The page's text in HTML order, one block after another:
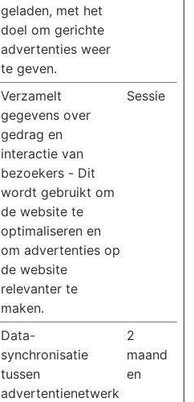
geladen, met het
doel om gerichte
advertenties weer
te geven.
Verzamelt
gegevens over
gedrag en
interactie van
bezoekers - Dit
wordt gebruikt om
de website te
optimaliseren en
om advertenties op
de website
relevanter te
maken.
Sessie
Data-
synchronisatie
tussen
advertentienetwerk
2
maand
en